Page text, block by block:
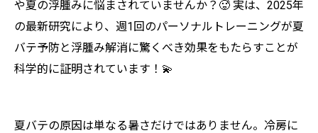
や夏の浮腫みに悩まされていませんか？🥵 実は、2025年
の最新研究により、週1回のパーソナルトレーニングが夏
バテ予防と浮腫み解消に驚くべき効果をもたらすことが
科学的に証明されています！💫
夏バテの原因は単なる暑さだけではありません。冷房に